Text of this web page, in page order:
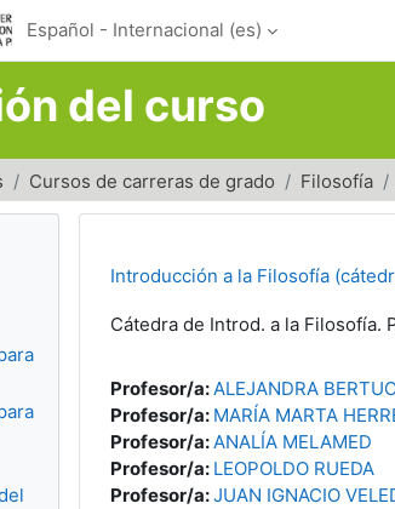
Español - Internacional ‎(es)‎
del curso
Cursos de carreras de grado Filosofía
Introducción a la Filosofía
Cátedra de Introd. a la Filosofía.
Profesor/a:ALEJANDRA
Profesor/a: MARÍA MARTA
Profesor/a:ANALÍA MELAMED
Profesor/a: LEOPOLDO RUEDA
Profesor/a:JUAN IGNACIO